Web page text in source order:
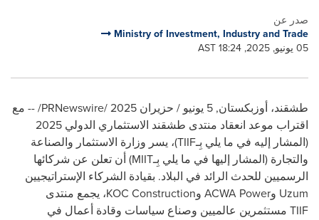
صدر عن
Ministry of Investment, Industry and Trade
05 يونيو, 2025, 18:24 AST
طشقند، أوزبكستان, 5 يونيو / حزيران 2025 /
PRNewswire/ -- مع
اقتراب موعد انعقاد منتدى طشقند الاستثماري الدولي 2025
(المشار إليه في ما يلي بِـTIIF)، يسر وزارة الاستثمار والصناعة
والتجارة (المشار إليها في ما يلي بِـMIIT) أن تعلن عن شركائها
الرسميين للحدث الرائد في البلاد. بقيادة الشركاء الإستراتيجيين
Uzum وACWA Power وKOC Construction، يجمع منتدى
TIIF مستثمرين عالميين وصناع سياسات وقادة أعمال في